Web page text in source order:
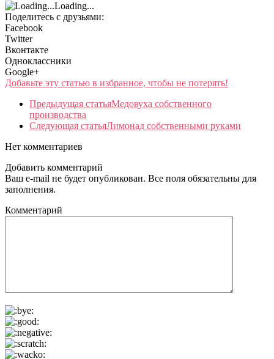
Loading...
Поделитесь с друзьями:
Facebook
Twitter
Вконтакте
Одноклассники
Google+
Добавьте эту статью в избранное, чтобы не потерять!
Предыдущая статьяМедовуха собственного
производства
Следующая статьяЛимонад собственными руками
Нет комментариев
Добавить комментарий
Ваш e-mail не будет опубликован. Все поля обязательны для
заполнения.
Комментарий